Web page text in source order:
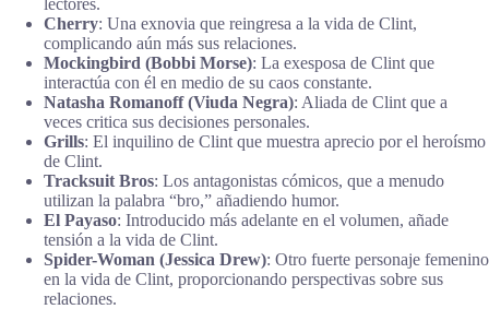
lectores.
Cherry: Una exnovia que reingresa a la vida de Clint,
complicando aún más sus relaciones.
Mockingbird (Bobbi Morse): La exesposa de Clint que
interactúa con él en medio de su caos constante.
Natasha Romanoff (Viuda Negra): Aliada de Clint que a
veces critica sus decisiones personales.
Grills: El inquilino de Clint que muestra aprecio por el heroísmo
de Clint.
Tracksuit Bros: Los antagonistas cómicos, que a menudo
utilizan la palabra “bro,” añadiendo humor.
El Payaso: Introducido más adelante en el volumen, añade
tensión a la vida de Clint.
Spider-Woman (Jessica Drew): Otro fuerte personaje femenino
en la vida de Clint, proporcionando perspectivas sobre sus
relaciones.